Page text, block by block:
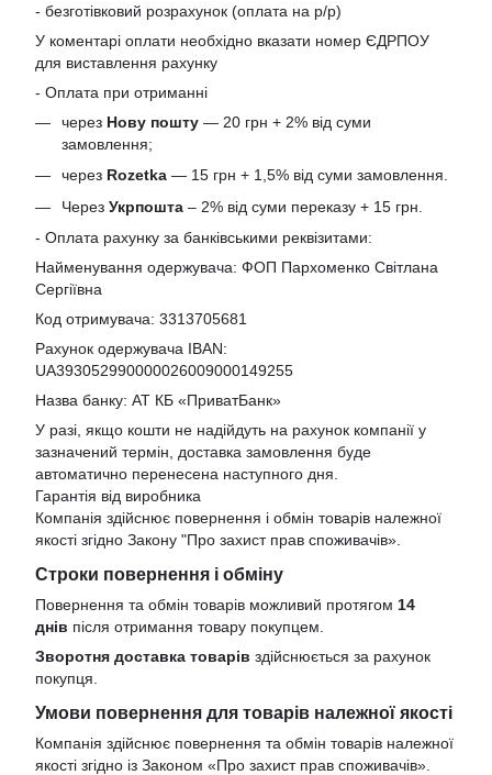
- безготівковий розрахунок (оплата на р/р)
У коментарі оплати необхідно вказати номер ЄДРПОУ
для виставлення рахунку
- Оплата при отриманні
через Нову пошту — 20 грн + 2% від суми
замовлення;
через Rozetka — 15 грн + 1,5% від суми замовлення.
Через Укрпошта – 2% від суми переказу + 15 грн.
- Оплата рахунку за банківськими реквізитами:
Найменування одержувача: ФОП Пархоменко Світлана
Сергіївна
Код отримувача: 3313705681
Рахунок одержувача IBAN:
UA393052990000026009000149255
Назва банку: АТ КБ «ПриватБанк»
У разі, якщо кошти не надійдуть на рахунок компанії у
зазначений термін, доставка замовлення буде
автоматично перенесена наступного дня.
Гарантія від виробника
Компанія здійснює повернення і обмін товарів належної
якості згідно Закону "Про захист прав споживачів»
Строки повернення і обміну
Повернення та обмін товарів можливий протягом 14
днів після отримання товару покупцем.
Зворотня доставка товарів здійснюється за рахунок
покупця.
Умови повернення для товарів належної якості
Компанія здійснює повернення та обмін товарів належної
якості згідно із Законом «Про захист прав споживачів».